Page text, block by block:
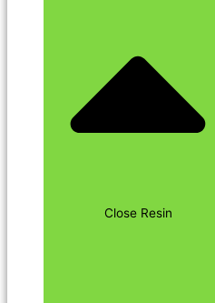
Close Resin